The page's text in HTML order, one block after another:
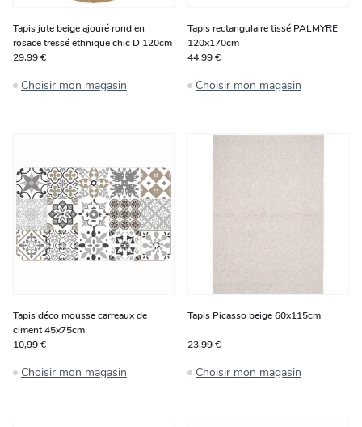
Tapis jute beige ajouré rond en
rosace tressé ethnique chic D 120cm
29,99 €
Choisir mon magasin
Tapis rectangulaire tissé PALMYRE
120x170cm
44,99 €
Choisir mon magasin
Tapis déco mousse carreaux de
ciment 45x75cm
10,99 €
Choisir mon magasin
Tapis Picasso beige 60x115cm
23,99 €
Choisir mon magasin